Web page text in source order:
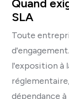
Quand
SLA
Toute
l'exposition à
dépendance